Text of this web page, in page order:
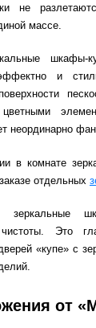
не
массе.
шкафы-
и
неординарно
в комнате
отдельных
зеркальные
чистоты. Это
«купе» с
от